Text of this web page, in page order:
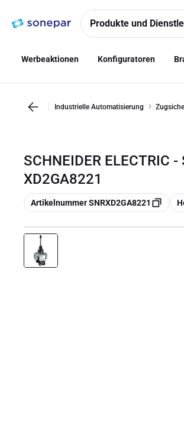
NavigationInhalt
Produkte und
Werbeaktionen Konfiguratoren
Industrielle Automatisierung
SCHNEIDER ELECTRIC
XD2GA8221
Kopieren
Artikelnummer SNRXD2GA8221